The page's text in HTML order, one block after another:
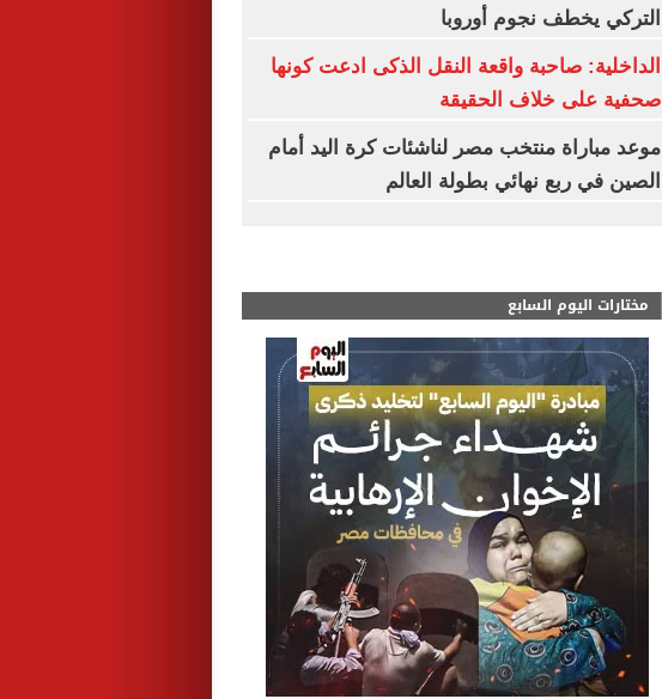
التركي يخطف نجوم أوروبا
الداخلية: صاحبة واقعة النقل الذكى ادعت كونها
صحفية على خلاف الحقيقة
موعد مباراة منتخب مصر لناشئات كرة اليد أمام
الصين في ربع نهائي بطولة العالم
مختارات اليوم السابع